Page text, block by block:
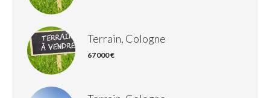
Terrain, Cologne
67 000 €